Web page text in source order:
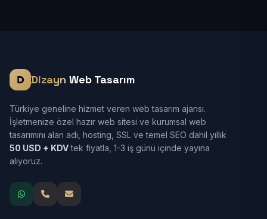
Dizayn Web Tasarım
Türkiye geneline hizmet veren web tasarım ajansı.
İşletmenize özel hazır web sitesi ve kurumsal web
tasarımını alan adı, hosting, SSL ve temel SEO dahil yıllık
50 USD + KDVtek fiyatla, 1-3 iş günü içinde yayına
alıyoruz.